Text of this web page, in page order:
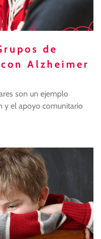
de
Alzheimer
son un ejemplo
y el apoyo comunitario